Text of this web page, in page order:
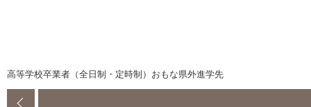
高等学校卒業者（全日制・定時制）おもな県外進学先